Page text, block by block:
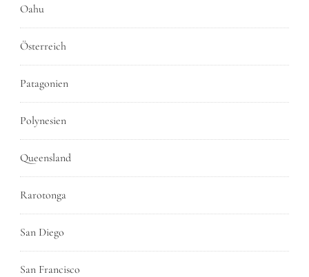
Oahu
Österreich
Patagonien
Polynesien
Queensland
Rarotonga
San Diego
San Francisco